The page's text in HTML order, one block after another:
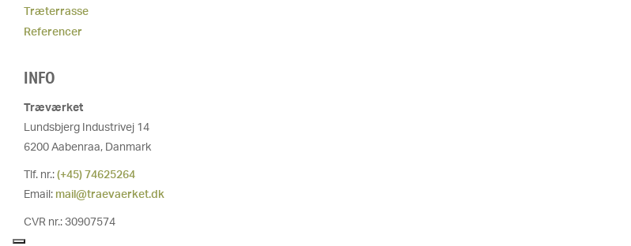
Træterrasse
Referencer
INFO
Træværket
Lundsbjerg Industrivej 14
6200 Aabenraa, Danmark
Tlf. nr.: (+45) 74625264
Email: mail@traevaerket.dk
CVR nr.: 30907574